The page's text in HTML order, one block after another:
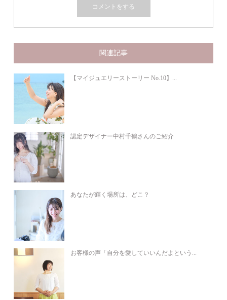
関連記事
【マイジュエリーストーリー No.10】...
認定デザイナー中村千鶴さんのご紹介
あなたが輝く場所は、どこ？
お客様の声「自分を愛していいんだよという...